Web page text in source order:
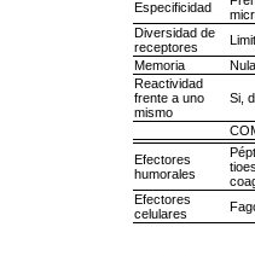
Especificidad
Diversidad de
receptores
Memoria
Nula
Reactividad
frente a uno
mismo
Si,
Efectores
humorales
Efectores
celulares